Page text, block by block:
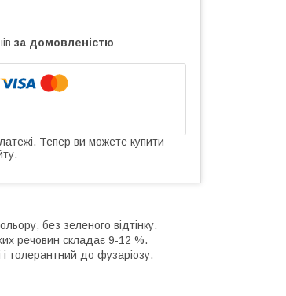
за домовленістю
Тепер ви можете купити
без зеленого відтінку.
речовин складає 9-12 %.
і толерантний до фузаріозу.